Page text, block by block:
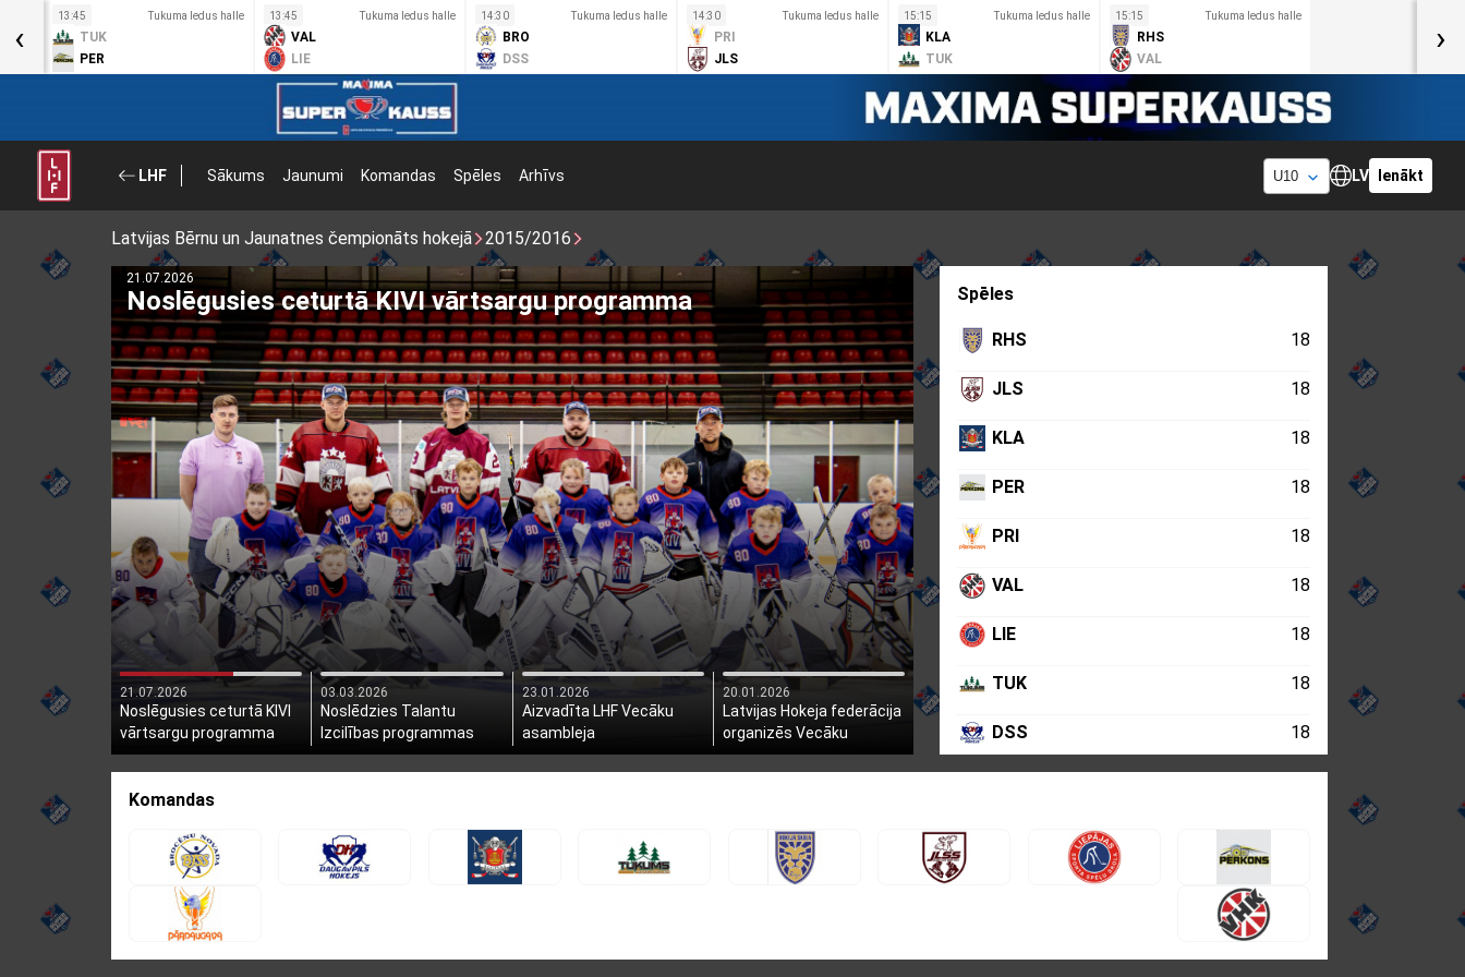
13:45 Tukuma ledus halle
TUK
PER
13:45 Tukuma ledus halle
VAL
LIE
14:30 Tukuma ledus halle
BRO
DSS
14:30 Tukuma ledus halle
PRI
JLS
15:15 Tukuma ledus halle
KLA
TUK
15:15 Tukuma ledus halle
RHS
VAL
‹ ›
LHF Sākums Jaunumi Komandas Spēles Arhīvs LV Ienākt
Latvijas Bērnu un Jaunatnes čempionāts hokejā 2015/2016
21.07.2026
Noslēgusies ceturtā KIVI vārtsargu programma
21.07.2026
Noslēgusies ceturtā KIVI
vārtsargu programma
03.03.2026
Noslēdzies Talantu
Izcilības programmas
otrais posms
23.01.2026
Aizvadīta LHF Vecāku
asambleja
20.01.2026
Latvijas Hokeja federācija
organizēs Vecāku
asambleju
Spēles
RHS 18
JLS 18
KLA 18
PER 18
PRI 18
VAL 18
LIE 18
TUK 18
DSS 18
Komandas